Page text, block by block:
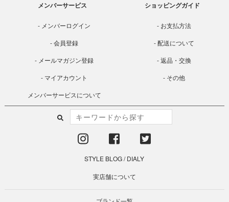
メンバーサービス
メンバーログイン
会員登録
メールマガジン登録
マイアカウント
メンバーサービスについて
ショッピングガイド
お支払方法
配送について
返品・交換
その他
STYLE BLOG/DIALY
実店舗について